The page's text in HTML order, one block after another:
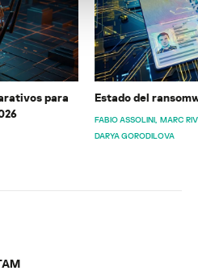
para
Estado del
FABIO ASSOLINI MARC
DARYA GORODILOVA